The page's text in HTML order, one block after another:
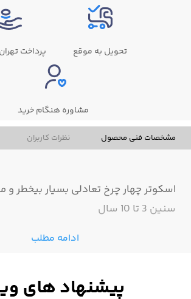
تحویل به موقع پرداخت
مشاوره هنگام خرید
مشخصات فنی محصول نظرات کاربران
اسکوتر چهار چرخ تعادلی بسیار بیخطر و
سنین 3 تا 10 سال
ادامه مطلب